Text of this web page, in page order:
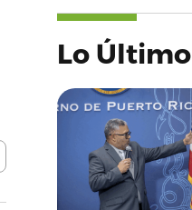
Lo Último